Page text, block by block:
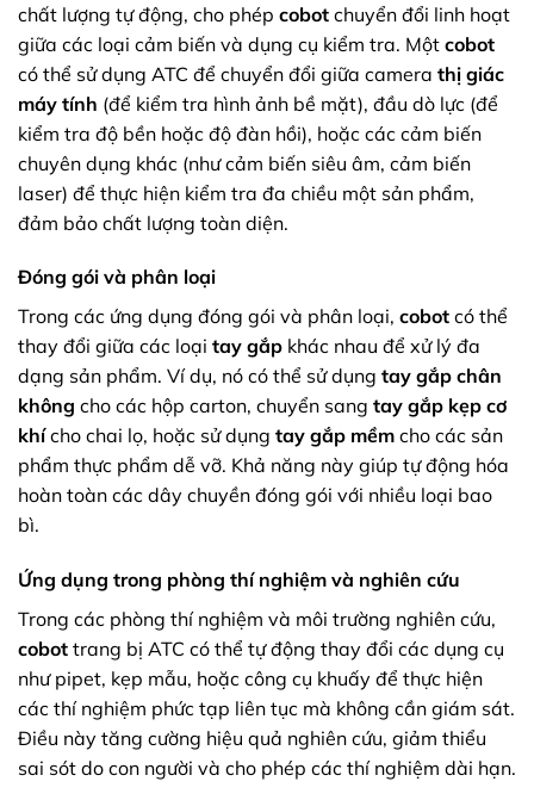
chất lượng tự động, cho phép cobot chuyển đổi linh hoạt
giữa các loại cảm biến và dụng cụ kiểm tra. Một cobot
có thể sử dụng ATC để chuyển đổi giữa camera thị giác
máy tính (để kiểm tra hình ảnh bề mặt), đầu dò lực (để
kiểm tra độ bền hoặc độ đàn hồi), hoặc các cảm biến
chuyên dụng khác (như cảm biến siêu âm, cảm biến
laser) để thực hiện kiểm tra đa chiều một sản phẩm,
đảm bảo chất lượng toàn diện.
Đóng gói và phân loại
Trong các ứng dụng đóng gói và phân loại, cobot có thể
thay đổi giữa các loại tay gắp khác nhau để xử lý đa
dạng sản phẩm. Ví dụ, nó có thể sử dụng tay gắp chân
không cho các hộp carton, chuyển sang tay gắp kẹp cơ
khícho chai lọ, hoặc sử dụng tay gắp mềm cho các sản
phẩm thực phẩm dễ vỡ. Khả năng này giúp tự động hóa
hoàn toàn các dây chuyền đóng gói với nhiều loại bao
bì.
Ứng dụng trong phòng thí nghiệm và nghiên cứu
Trong các phòng thí nghiệm và môi trường nghiên cứu,
cobot trang bị ATC có thể tự động thay đổi các dụng cụ
như pipet, kẹp mẫu, hoặc công cụ khuấy để thực hiện
các thí nghiệm phức tạp liên tục mà không cần giám sát.
Điều này tăng cường hiệu quả nghiên cứu, giảm thiểu
sai sót do con người và cho phép các thí nghiệm dài hạn.